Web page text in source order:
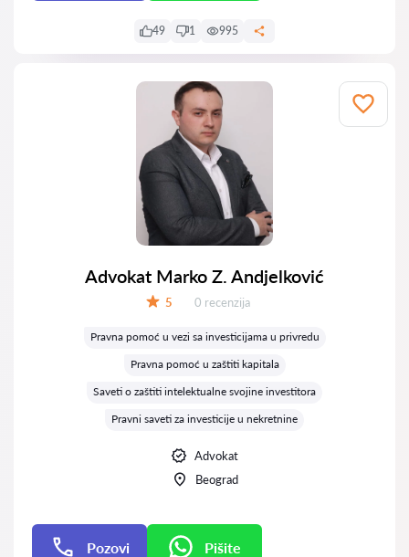
49 1 995
Advokat Marko Z. Andjelković
5 Recenzija:
0 recenzija
Pravna pomoć u vezi sa investicijama u privredu
Pravna pomoć u zaštiti kapitala
Saveti o zaštiti intelektualne svojine investitora
Pravni saveti za investicije u nekretnine
Advokat
Beograd
Pozovi Pišite